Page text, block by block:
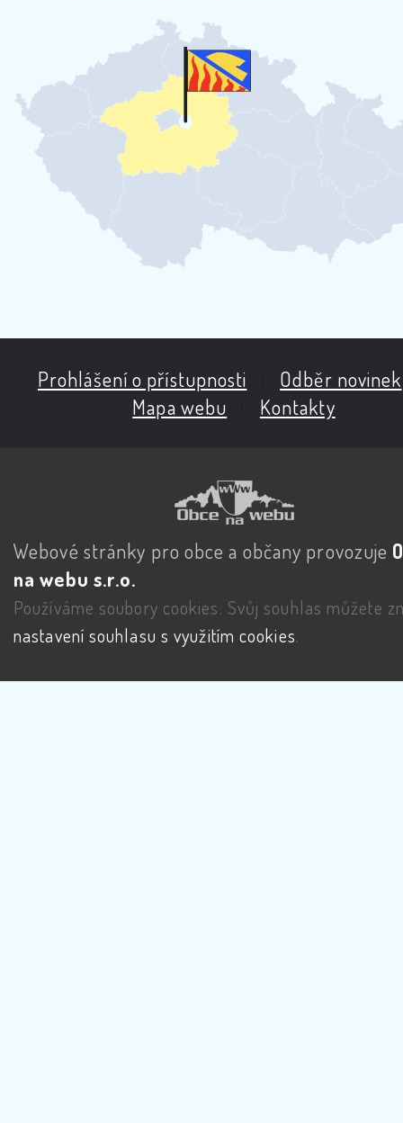
Prohlášení o přístupnosti Odběr novinek
Mapa webu
Kontakty
Webové stránky pro obce a občany provozuje
na webu s.r.o.
Používáme soubory cookies. Svůj souhlas můžete
nastavení souhlasu s využitím cookies.